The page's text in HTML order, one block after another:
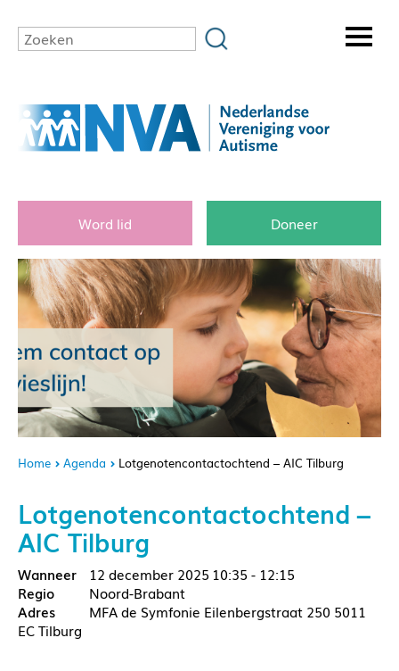
Word lid Doneer
Home Agenda Lotgenotencontactochtend – AIC Tilburg
Lotgenotencontactochtend –
AIC Tilburg
12 december 2025 10:35 - 12:15
Noord-Brabant
MFA de Symfonie Eilenbergstraat 250 5011
EC Tilburg